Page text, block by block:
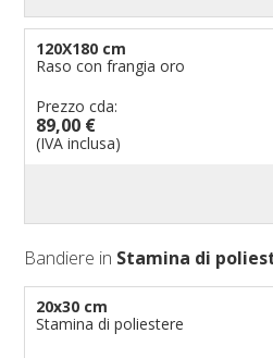
120X180 cm
Raso con frangia oro
Prezzo cda:
89,00 €
(IVA inclusa)
Bandiere in Stamina di
20x30 cm
Stamina di poliestere